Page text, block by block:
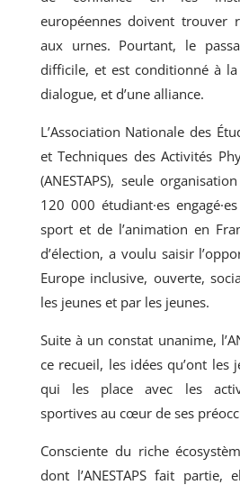
européennes doivent trouver
aux urnes. Pourtant, le
difficile, et est conditionné à la
dialogue, et d’une alliance.
L’Association Nationale des
et Techniques des Activités
(ANESTAPS), seule
120 000 étudiant·es
sport et de l’animation en
d’élection, a voulu saisir
Europe inclusive, ouverte,
les jeunes et par les jeunes.
Suite à un constat unanime,
ce recueil, les idées qu’ont les
qui les place avec les
sportives au cœur de ses
Consciente du riche
dont l’ANESTAPS fait partie,